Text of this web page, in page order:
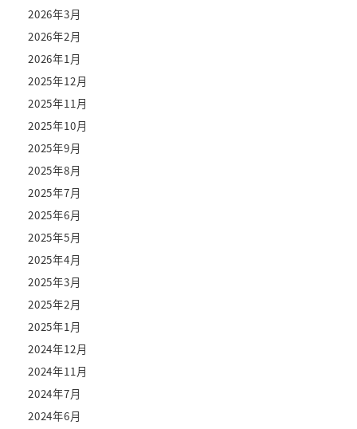
2026年3月
2026年2月
2026年1月
2025年12月
2025年11月
2025年10月
2025年9月
2025年8月
2025年7月
2025年6月
2025年5月
2025年4月
2025年3月
2025年2月
2025年1月
2024年12月
2024年11月
2024年7月
2024年6月